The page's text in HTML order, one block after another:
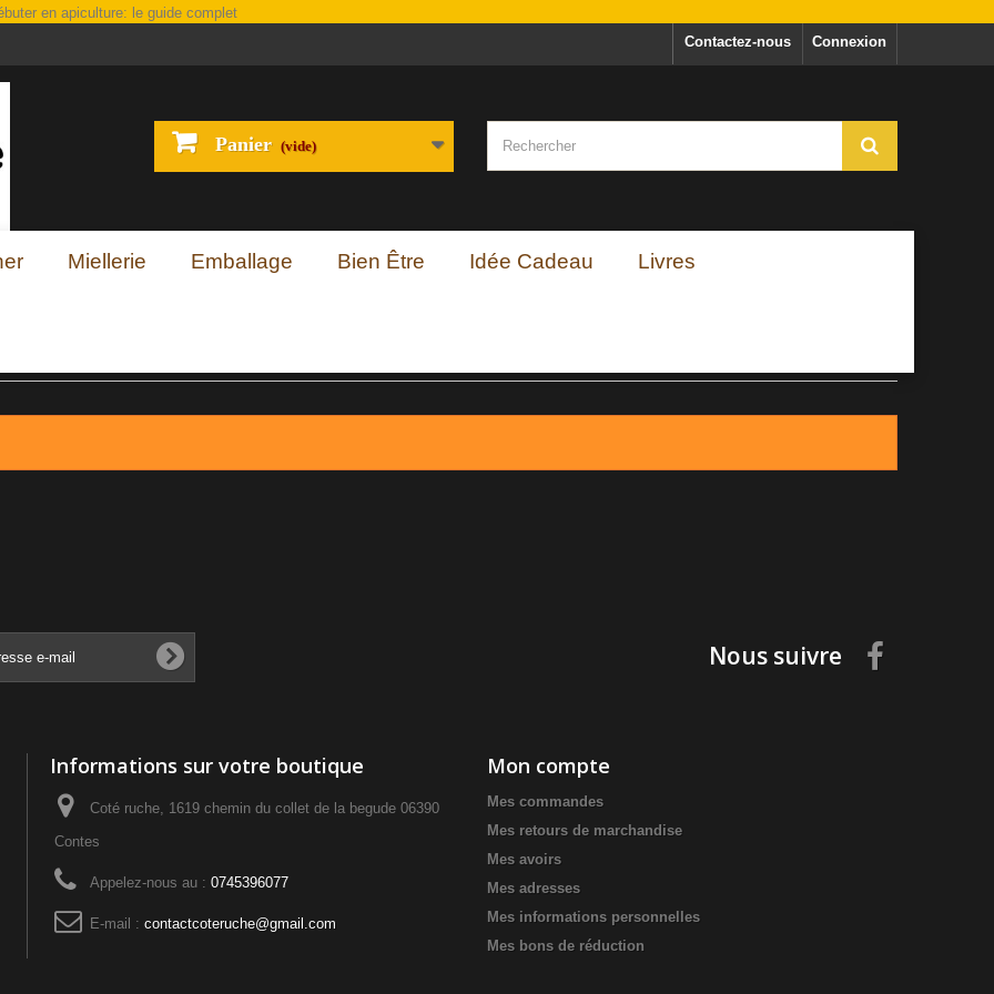
Connexion
Contactez-nous
Panier (vide)
Miellerie Emballage Bien Être Idée Cadeau Livres
Nous suivre
Informations sur votre boutique
Coté ruche, 1619 chemin du collet de la begude 06390
Contes
Appelez-nous au : 0745396077
E-mail : contactcoteruche@gmail.com
Mon compte
Mes commandes
Mes retours de marchandise
Mes avoirs
Mes adresses
Mes informations personnelles
Mes bons de réduction